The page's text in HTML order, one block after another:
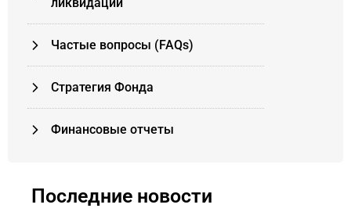
Частые вопросы (FAQs)
Стратегия Фонда
Финансовые отчеты
Последние новости